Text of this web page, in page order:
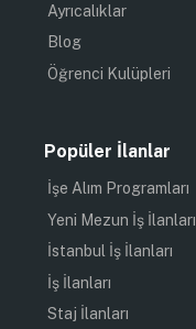
Ayrıcalıklar
Blog
Öğrenci Kulüpleri
Popüler İlanlar
İşe Alım Programları
Yeni Mezun İş İlanları
İstanbul İş İlanları
İş İlanları
Staj İlanları